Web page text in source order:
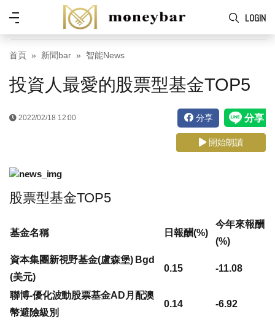
Skip to main content
LOGIN
功
能
表
首頁 新聞bar 智能News
投資人最愛的股票型基金TOP5
2022/02/18 12:00 分享
開始朗讀
股票型基金TOP5
基金名稱 日報酬(%)
今年來報酬
(%)
資本集團新視野基金(盧森堡) Bgd
(美元)
0.15 -11.08
聯博-優化波動股票基金AD月配澳
幣避險級別
0.14 -6.92